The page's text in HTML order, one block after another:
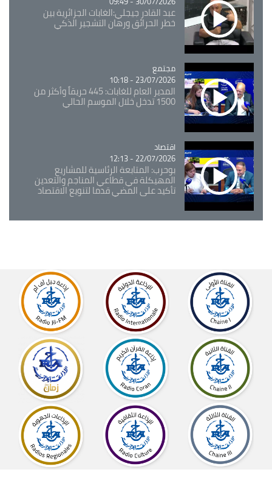
عبد القادر جيجلي:الغابات الجزائرية بين
خطر الحرائق ورهان التشجير الذكي
Catégorie
مجتمع
23/07/2026 - 10:18
المدير العام للغابات: 445 حريقاً وأكثر من
1500 تدخل خلال الموسم الحالي
Catégorie
اقتصاد
22/07/2026 - 12:13
بوحرب: المتابعة الرئاسية للمشاريع
المهيكلة في قطاعي المناجم والتعدين
تأكيد على المضي قدما لتنويع الاقتصاد